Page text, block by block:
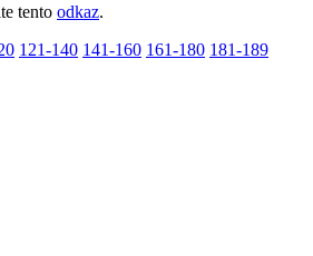
tento odkaz.
121-140 141-160 161-180 181-189